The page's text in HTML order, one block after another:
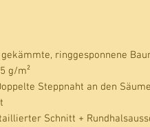
gekämmte, ringgesponnene
g/m²
Steppnaht an den
Schnitt +